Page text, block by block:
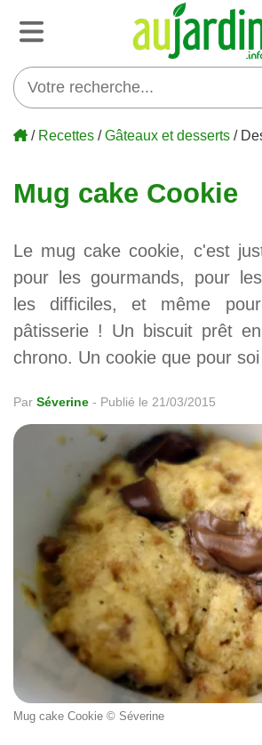
/ Recettes /Gâteaux et desserts /
Mug cake Cookie
Le mug cake cookie, c'est
pour les gourmands, pour
les difficiles, et même
pâtisserie ! Un biscuit prêt
chrono. Un cookie que pour soi
Par Séverine - Publié le 21/03/2015
Mug cake Cookie © Séverine